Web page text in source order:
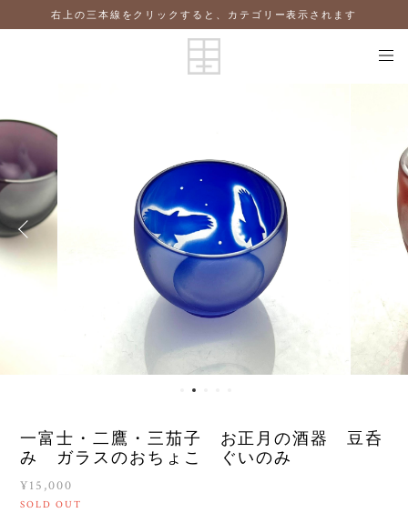
右上の三本線をクリックすると、カテゴリー表示されます
一富士・二鷹・三茄子 お正月の酒器 豆呑
み ガラスのおちょこ ぐいのみ
¥15,000
SOLD OUT